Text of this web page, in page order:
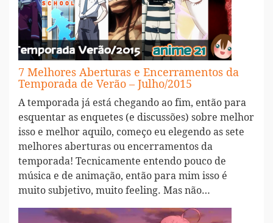
7 Melhores Aberturas e Encerramentos da
Temporada de Verão – Julho/2015
A temporada já está chegando ao fim, então para
esquentar as enquetes (e discussões) sobre melhor
isso e melhor aquilo, começo eu elegendo as sete
melhores aberturas ou encerramentos da
temporada! Tecnicamente entendo pouco de
música e de animação, então para mim isso é
muito subjetivo, muito feeling. Mas não…